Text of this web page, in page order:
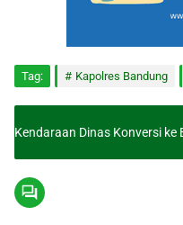
Tag: Kapolres Bandung
Kendaraan Dinas Konversi ke